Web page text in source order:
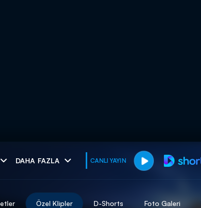
DAHA FAZLA CANLI YAYIN
muhteşem ikili
Özel Klipler D-Shorts Foto Galeri